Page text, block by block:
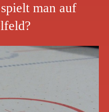
man auf